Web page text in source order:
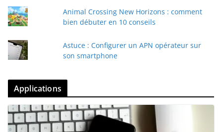
Animal Crossing New Horizons : comment
bien débuter en 10 conseils
Astuce : Configurer un APN opérateur sur
son smartphone
Applications